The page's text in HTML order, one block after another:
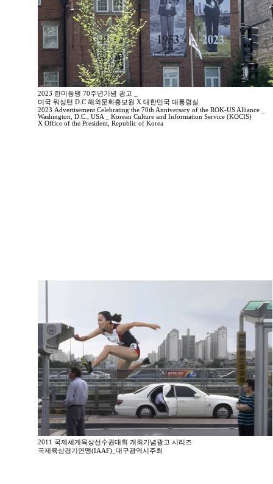
2023 한미동맹 70주년기념 광고 _
미국 워싱턴 D.C 해외문화홍보원 X 대한민국 대통령실
2023 Advertisement Celebrating the 70th Anniversary of the ROK-US Alliance _
Washington, D.C., USA _ Korean Culture and Information Service (KOCIS)
X Office of the President, Republic of Korea
2011 국제세계육상선수권대회 개최기념광고 시리즈
국제육상경기연맹(IAAF)_대구광역시주최